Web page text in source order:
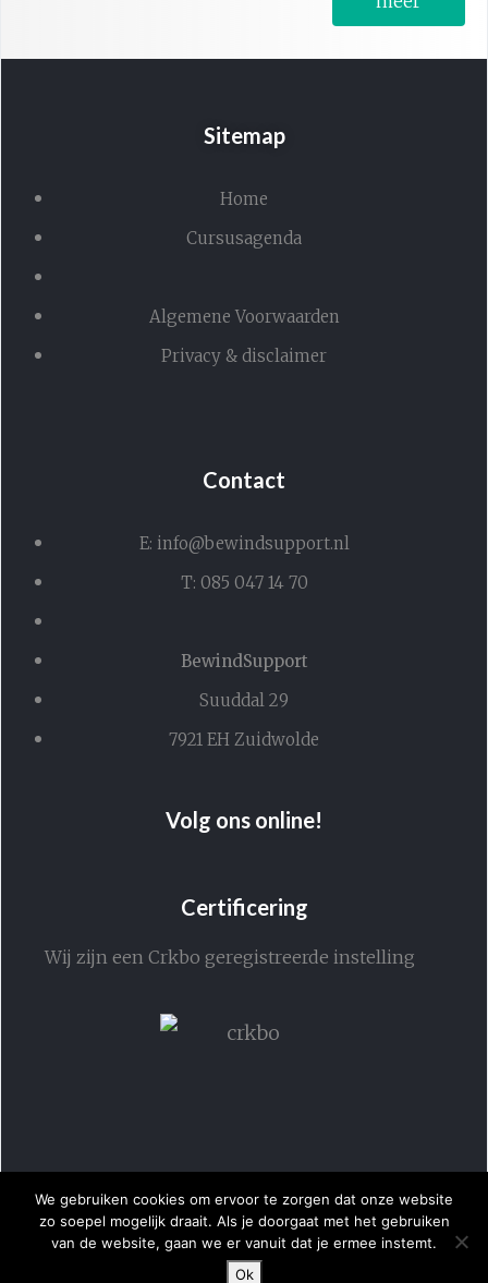
Sitemap
Home
Cursusagenda
Algemene Voorwaarden
Privacy & disclaimer
Contact
E: info@bewindsupport.nl
T: 085 047 14 70
BewindSupport
Suuddal 29
7921 EH Zuidwolde
Volg ons online!
Certificering
Wij zijn een Crkbo geregistreerde instelling
We gebruiken cookies om ervoor te zorgen dat onze website
zo soepel mogelijk draait. Als je doorgaat met het gebruiken
van de website, gaan we er vanuit dat je ermee instemt.
Ok